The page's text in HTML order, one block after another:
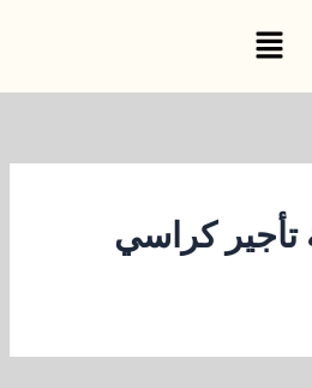
القائمة
كراسي